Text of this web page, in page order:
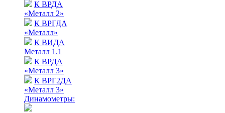
К ВРДА
«Металл 2»
К ВРГДА
«Металл»
К ВИДА
Металл 1.1
К ВРДА
«Металл 3»
К ВРГ2ДА
«Металл 3»
Динамометры: